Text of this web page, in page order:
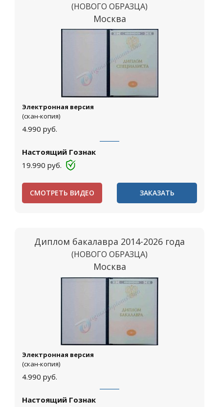
(НОВОГО ОБРАЗЦА)
Москва
Электронная версия
(скан-копия)
4.990 руб.
Настоящий Гознак
19.990 руб.
СМОТРЕТЬ ВИДЕО ЗАКАЗАТЬ
Диплом бакалавра 2014-2026 года
(НОВОГО ОБРАЗЦА)
Москва
Электронная версия
(скан-копия)
4.990 руб.
Настоящий Гознак